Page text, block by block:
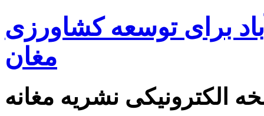
برای توسعه کشاورزی
مغان
الکترونیکی نشریه مغانه